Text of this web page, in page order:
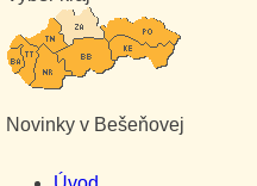
Novinky v Bešeňovej